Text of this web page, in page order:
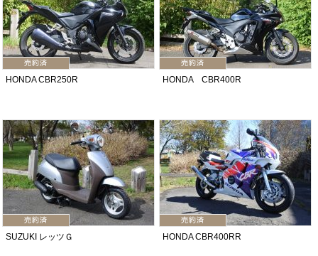
HONDA CBR250R HONDA CBR400R
SUZUKI レッツＧ HONDA CBR400RR